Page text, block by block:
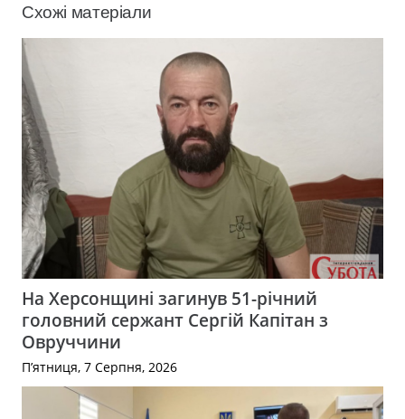
Схожі матеріали
На Херсонщині загинув 51-річний
головний сержант Сергій Капітан з
Овруччини
П’ятниця, 7 Серпня, 2026